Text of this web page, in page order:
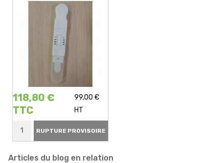
118,80 €
TTC
99,00 €
HT
RUPTURE PROVISOIRE
Articles du blog en relation